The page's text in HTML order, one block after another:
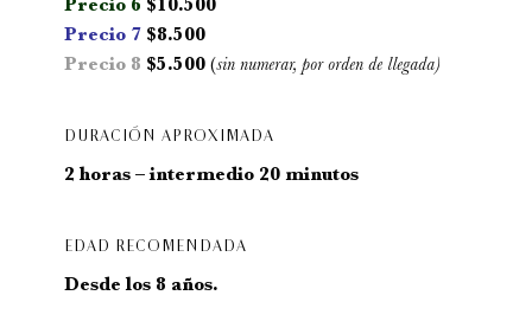
Precio 6 $10.500
Precio 7 $8.500
Precio 8 $5.500(sin numerar, por orden de llegada)
DURACIÓN APROXIMADA
2 horas – intermedio 20 minutos
EDAD RECOMENDADA
Desde los 8 años.